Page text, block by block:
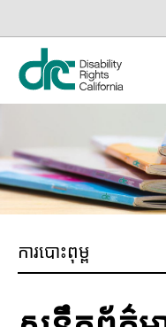
ទៅ​
សំខាន់​
ការបោះពុម្ព